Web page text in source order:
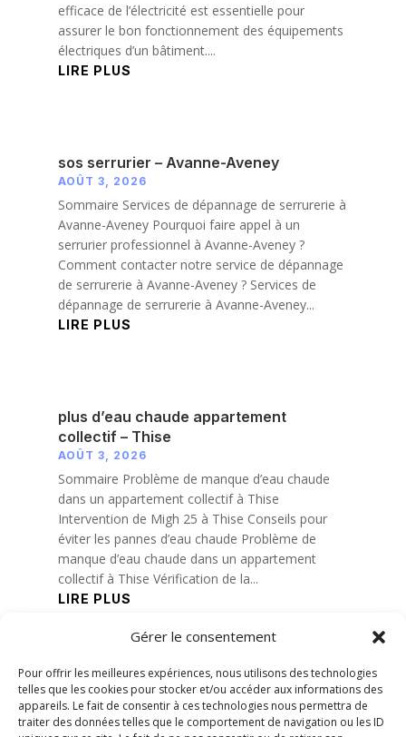
Gérer le consentement
Pour offrir les meilleures expériences, nous utilisons des technologies
telles que les cookies pour stocker et/ou accéder aux informations des
appareils. Le fait de consentir à ces technologies nous permettra de
traiter des données telles que le comportement de navigation ou les ID
efficace de l’électricité est essentielle pour
assurer le bon fonctionnement des équipements
électriques d’un bâtiment....
LIRE PLUS
sos serrurier – Avanne-Aveney
AOÛT 3, 2026
Sommaire Services de dépannage de serrurerie à
Avanne-Aveney Pourquoi faire appel à un
serrurier professionnel à Avanne-Aveney ?
Comment contacter notre service de dépannage
de serrurerie à Avanne-Aveney ? Services de
dépannage de serrurerie à Avanne-Aveney...
LIRE PLUS
plus d’eau chaude appartement
collectif – Thise
AOÛT 3, 2026
Sommaire Problème de manque d’eau chaude
dans un appartement collectif à Thise
Intervention de Migh 25 à Thise Conseils pour
éviter les pannes d’eau chaude Problème de
manque d’eau chaude dans un appartement
collectif à Thise Vérification de la...
LIRE PLUS
« Entrées précédentes